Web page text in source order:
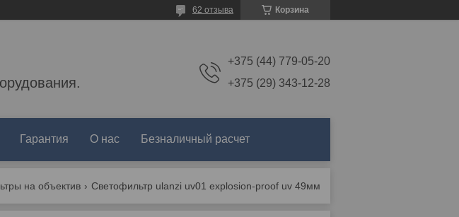
Корзина
62 отзыва
+375 (44) 779-05-20
+375 (29) 343-12-28
Гарантия О нас Безналичный расчет
на объектив Светофильтр ulanzi uv01 explosion-proof uv 49мм